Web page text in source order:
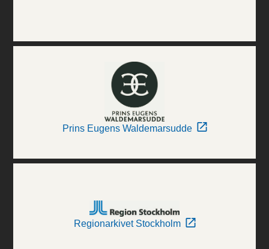
Prins Eugens Waldemarsudde
Regionarkivet Stockholm